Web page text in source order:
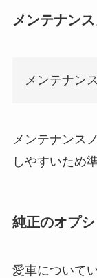
メンテナン
メンテナン
メンテナンス
しやすいため
純正のオプ
愛車について